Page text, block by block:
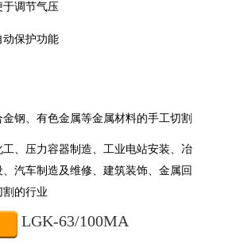
于调节气压
动保护功能
钢、有色金属等金属材料的手工切割
、压力容器制造、工业电站安装、冶
汽车制造及维修、建筑装饰、金属回
割的行业
LGK-63/100MA